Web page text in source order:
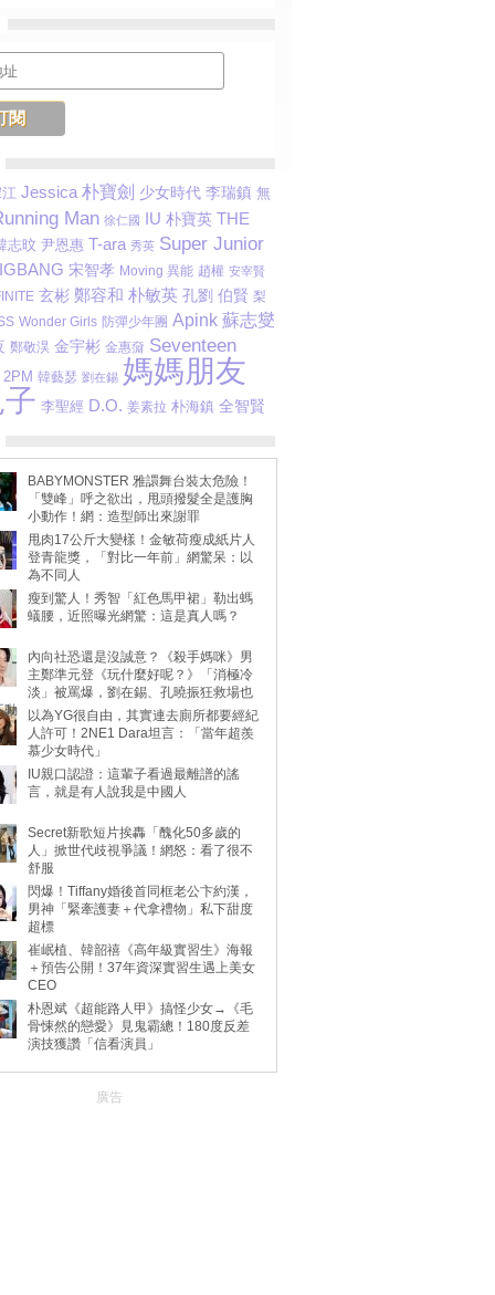
Jessica 朴寶劍 少女時代 李瑞鎮 無
Man 徐仁國 IU 朴寶英 THE
志旼 尹恩惠 T-ara 秀英 Super Junior
宋智孝 Moving 異能 趙權 安宰賢
玄彬 鄭容和 朴敏英 孔劉 伯賢 梨
Wonder Girls 防彈少年團 Apink 蘇志燮
鄭敬淏 金宇彬 金惠奫 Seventeen
2PM 韓藝瑟 劉在錫 媽媽朋友
李聖經 D.O. 姜素拉 朴海鎮 全智賢
BABYMONSTER 雅譞舞台裝太危險！
「雙峰」呼之欲出，甩頭撥髮全是護胸
小動作！網：造型師出來謝罪
甩肉17公斤大變樣！金敏荷瘦成紙片人
登青龍獎，「對比一年前」網驚呆：以
為不同人
瘦到驚人！秀智「紅色馬甲裙」勒出螞
蟻腰，近照曝光網驚：這是真人嗎？
內向社恐還是沒誠意？《殺手媽咪》男
主鄭準元登《玩什麼好呢？》「消極冷
淡」被罵爆，劉在錫、孔曉振狂救場也
動
以為YG很自由，其實連去廁所都要經紀
人許可！2NE1 Dara坦言：「當年超羨
慕少女時代」
IU親口認證：這輩子看過最離譜的謠
言，就是有人說我是中國人
Secret新歌短片挨轟「醜化50多歲的
人」掀世代歧視爭議！網怒：看了很不
舒服
閃爆！Tiffany婚後首同框老公卞約漢，
男神「緊牽護妻＋代拿禮物」私下甜度
超標
崔岷植、韓韶禧《高年級實習生》海報
＋預告公開！37年資深實習生遇上美女
CEO
朴恩斌《超能路人甲》搞怪少女→《毛
骨悚然的戀愛》見鬼霸總！180度反差
演技獲讚「信看演員」
廣告